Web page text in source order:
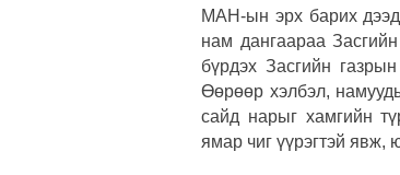
МАН-ын эрх барих дээд
нам дангаараа
бүрдэх Засгийн
Өөрөөр хэлбэл,
сайд нарыг хамгийн
ямар чиг үүрэгтэй явж,